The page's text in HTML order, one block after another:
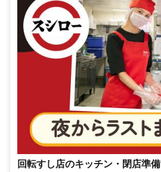
回転すし店のキッチン・閉店準備